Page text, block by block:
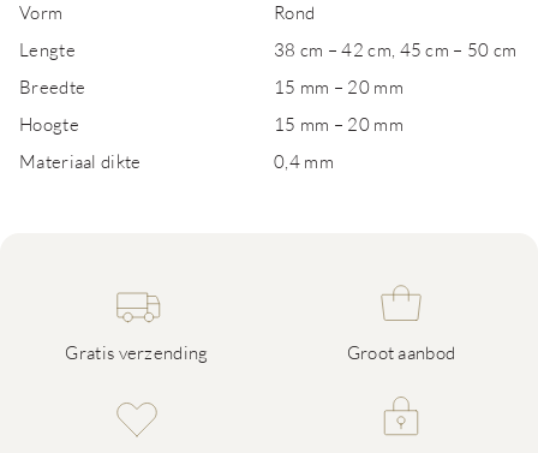
Vorm
Rond
Lengte
38 cm – 42 cm, 45 cm – 50 cm
Breedte
15 mm – 20 mm
Hoogte
15 mm – 20 mm
Materiaal dikte
0,4 mm
Gratis verzending Groot aanbod